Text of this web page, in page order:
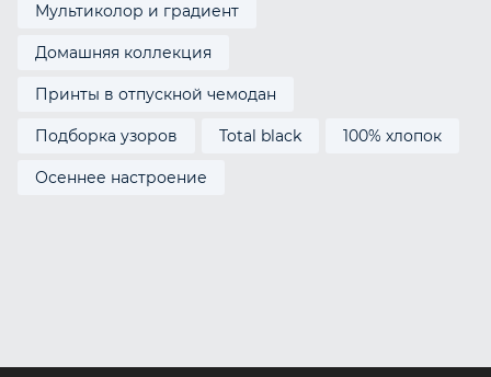
Мультиколор и градиент
Домашняя коллекция
Принты в отпускной чемодан
Подборка узоров Total black 100% хлопок
Осеннее настроение